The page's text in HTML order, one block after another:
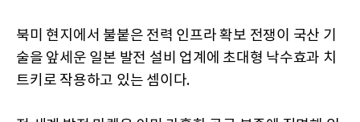
북미 현지에서 불붙은 전력 인프라 확보 전쟁이 국산 기
술을 앞세운 일본 발전 설비 업계에 초대형 낙수효과 치
트키로 작용하고 있는 셈이다.